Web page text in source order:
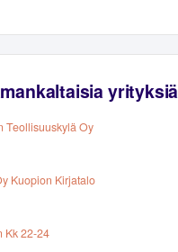
yrityksiä
Teollisuuskylä Oy
Kuopion Kirjatalo
Kk 22-24